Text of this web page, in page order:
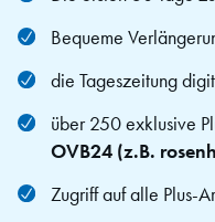
Bequeme
die Tageszeitung
über 250 exklusive
OVB24 (z.B.
Zugriff auf alle Plus-